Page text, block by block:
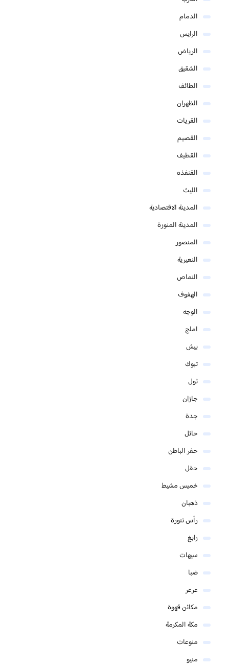
الدمام
الرايس
الرياض
الشقيق
الطائف
الظهران
القريات
القصيم
القطيف
القنفذه
الليث
المدينة الاقتصادية
المدينة المنورة
المنصور
النعيرية
النماص
الهفوف
الوجه
املج
بيش
تبوك
ثول
جازان
جدة
حائل
حفر الباطن
حقل
خميس مشيط
ذهبان
رأس تنورة
رابغ
سيهات
ضبا
عرعر
مكائن قهوة
مكة المكرمة
منوعات
منيو